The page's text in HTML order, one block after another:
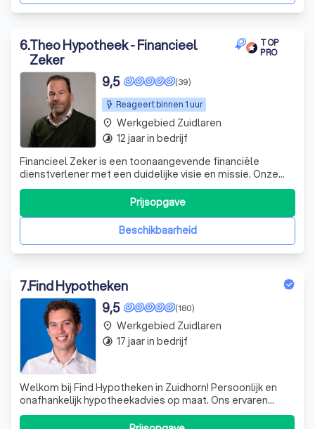
6.Theo Hypotheek - Financieel
Zeker
TOP
PRO
Reageert binnen 1 uur
(39)
9,5
Financieel Zeker is een toonaangevende financiële
dienstverlener met een duidelijke visie en missie. Onze
focus ligt op het realiseren van brede welvaart voor mens,
milieu en maatschappij. Wij geloven dat financiële
Beschikbaarheid
Prijsopgave
place Werkgebied Zuidlaren
timelapse 12 jaar in bedrijf
7.Find Hypotheken
(180)
9,5
Welkom bij Find Hypotheken in Zuidhorn! Persoonlijk en
onafhankelijk hypotheekadvies op maat. Ons ervaren
team helpt je graag bij het vinden van de beste
hypotheek. Wat zijn jouw hypotheekwensen?
place Werkgebied Zuidlaren
timelapse 17 jaar in bedrijf